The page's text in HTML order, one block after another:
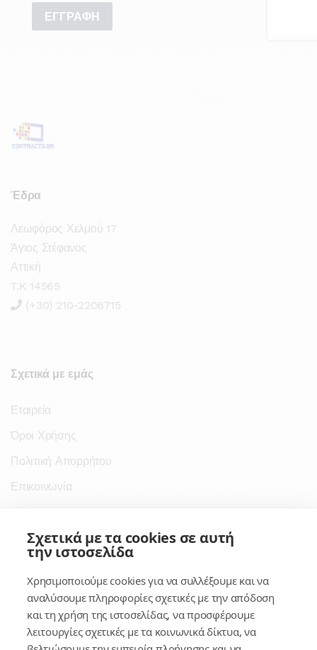
Έδρα
Λεωφόρος Χελμού 17
Άγιος Στέφανος
Αττική
T.K 14565
(+30) 210-2206715
Σχετικά με εμάς
Εταιρεία
Όροι Χρήσης
Πολιτική Απορρήτου
Επικοινωνία
Σύνδεσμοι
Κέντρο Γνώσης
Πλατφόρμα
Εγγραφή
Σχετικά με τα cookies σε αυτή
την ιστοσελίδα
Χρησιμοποιούμε cookies για να συλλέξουμε και να
αναλύσουμε πληροφορίες σχετικές με την απόδοση
και τη χρήση της ιστοσελίδας, να προσφέρουμε
λειτουργίες σχετικές με τα κοινωνικά δίκτυα, να